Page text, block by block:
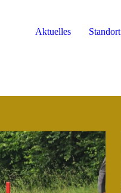
Aktuelles Standort